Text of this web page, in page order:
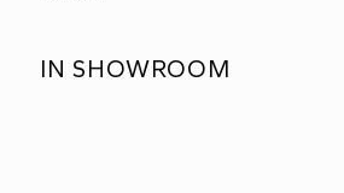
IN SHOWROOM